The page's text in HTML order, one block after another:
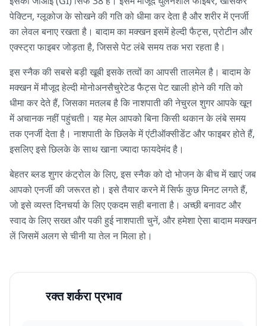
पेक्टिन, ग्लूकोज के सोखने की गति को धीमा कर देता है और शरीर में एनर्जी
का लेवल बनाए रखता है। बादाम का मक्खन इसमें हेल्दी फैट्स, प्रोटीन और
एक्स्ट्रा फाइबर जोड़ता है, जिससे पेट लंबे समय तक भरा रहता है।
इस स्नैक की सबसे बड़ी खूबी इसके तत्वों का आपसी तालमेल है। बादाम के
मक्खन में मौजूद हेल्दी मोनोअनसैचुरेटेड फैट्स पेट खाली होने की गति को
धीमा कर देते हैं, जिसका मतलब है कि नाशपाती की नेचुरल शुगर आपके खून
में अचानक नहीं पहुंचती। यह मेल आपको बिना किसी थकान के लंबे समय
तक एनर्जी देता है। नाशपाती के छिलके में एंटीऑक्सीडेंट और फाइबर होते हैं,
इसलिए इसे छिलके के साथ खाना ज्यादा फायदेमंद है।
बेहतर ब्लड शुगर कंट्रोल के लिए, इस स्नैक को दो भोजन के बीच में खाएं जब
आपको एनर्जी की जरूरत हो। इसे तैयार करने में सिर्फ कुछ मिनट लगते हैं,
जो इसे व्यस्त दिनचर्या के लिए एकदम सही बनाता है। अच्छी बनावट और
स्वाद के लिए सख्त और पकी हुई नाशपाती चुनें, और हमेशा ऐसा बादाम मक्खन
लें जिसमें अलग से चीनी या तेल न मिला हो।
रक्त शर्करा प्रभाव